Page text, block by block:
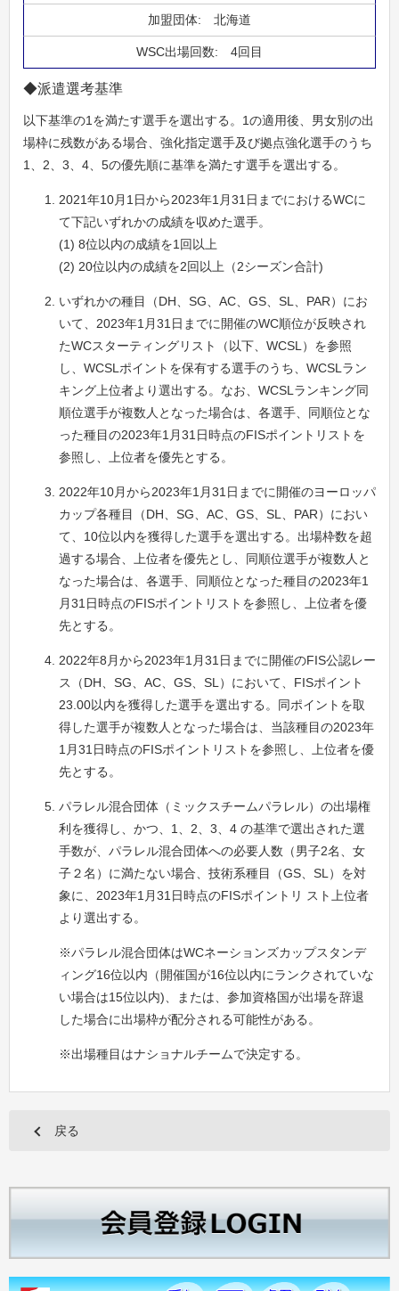
北海道
4回目
◆派遣選考基準
以下基準の1を満たす選手を選出する。1の適用後、男女別の出
場枠に残数がある場合、強化指定選手及び拠点強化選手のうち
1、2、3、4、5の優先順に基準を満たす選手を選出する。
2021年10月1日から2023年1月31日までにおけるWCに
て下記いずれかの成績を収めた選手。
(1) 8位以内の成績を1回以上
(2) 20位以内の成績を2回以上（2シーズン合計)
いずれかの種目（DH、SG、AC、GS、SL、PAR）にお
いて、2023年1月31日までに開催のWC順位が反映され
たWCスターティングリスト（以下、WCSL）を参照
し、WCSLポイントを保有する選手のうち、WCSLラン
キング上位者より選出する。なお、WCSLランキング同
順位選手が複数人となった場合は、各選手、同順位とな
った種目の2023年1月31日時点のFISポイントリストを
参照し、上位者を優先とする。
2022年10月から2023年1月31日までに開催のヨーロッパ
カップ各種目（DH、SG、AC、GS、SL、PAR）におい
て、10位以内を獲得した選手を選出する。出場枠数を超
過する場合、上位者を優先とし、同順位選手が複数人と
なった場合は、各選手、同順位となった種目の2023年1
月31日時点のFISポイントリストを参照し、上位者を優
先とする。
2022年8月から2023年1月31日までに開催のFIS公認レー
ス（DH、SG、AC、GS、SL）において、FISポイント
23.00以内を獲得した選手を選出する。同ポイントを取
得した選手が複数人となった場合は、当該種目の2023年
1月31日時点のFISポイントリストを参照し、上位者を優
先とする。
パラレル混合団体（ミックスチームパラレル）の出場権
利を獲得し、かつ、1、2、3、4 の基準で選出された選
手数が、パラレル混合団体への必要人数（男子2名、女
子２名）に満たない場合、技術系種目（GS、SL）を対
象に、2023年1月31日時点のFISポイントリ スト上位者
より選出する。
※パラレル混合団体はWCネーションズカップスタンデ
ィング16位以内（開催国が16位以内にランクされていな
い場合は15位以内)、または、参加資格国が出場を辞退
した場合に出場枠が配分される可能性がある。
※出場種目はナショナルチームで決定する。
戻る